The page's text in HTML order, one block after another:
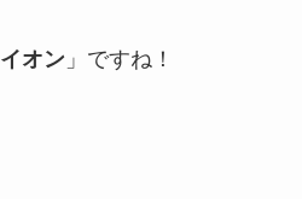
イオン」ですね！